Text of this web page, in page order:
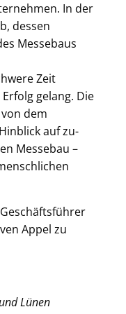
In der
dessen
Messebaus
Zeit
ge­lang. Die
dem
auf zu­
Messebau –
Appel zu
Lünen